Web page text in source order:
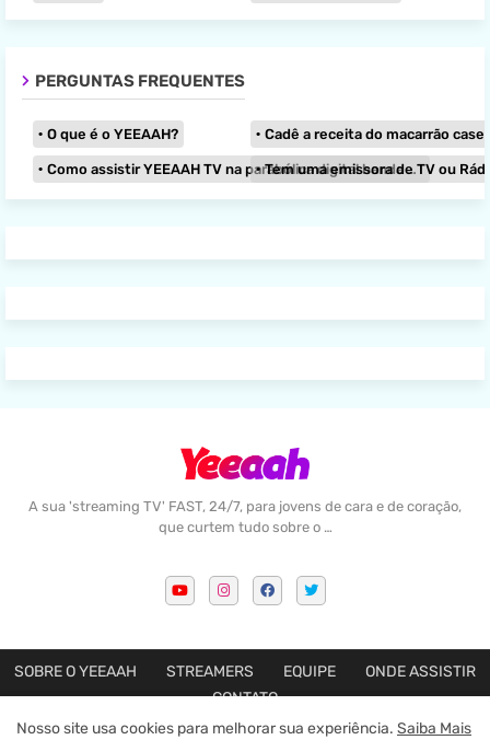
PERGUNTAS FREQUENTES
O que é o YEEAAH? Cadê a receita do macarrão caseiro
Como assistir YEEAAH TV na parabólica digital banda KU?
Tem uma emissora de TV ou Rádio
A sua 'streaming TV' FAST, 24/7, para jovens de cara e de coração,
que curtem tudo sobre o …
SOBRE O YEEAAH STREAMERS EQUIPE
ONDE ASSISTIR
CONTATO
Feito com amor porBlogger Templates
Nosso site usa cookies para melhorar sua experiência. Saiba Mais